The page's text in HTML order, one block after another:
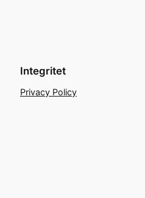
Integritet
Privacy Policy